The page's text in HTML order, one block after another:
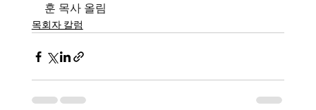
훈 목사 올림
목회자 칼럼